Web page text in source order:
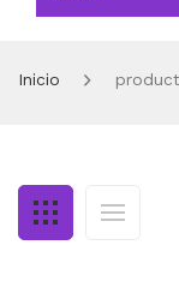
TIENDA
CONTACTO
MI CUENTA
Inicio